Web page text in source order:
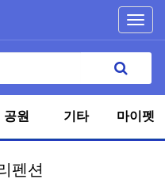
공원 기타 마이펫
펜션